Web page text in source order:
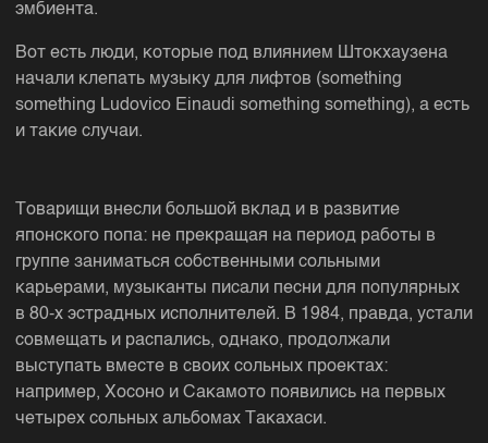
эмбиента.
Вот есть люди, которые под влиянием Штокхаузена
начали клепать музыку для лифтов (something
something Ludovico Einaudi something something), а есть
и такие случаи.
Товарищи внесли большой вклад и в развитие
японского попа: не прекращая на период работы в
группе заниматься собственными сольными
карьерами, музыканты писали песни для популярных
в 80-х эстрадных исполнителей. В 1984, правда, устали
совмещать и распались, однако, продолжали
выступать вместе в своих сольных проектах:
например, Хосоно и Сакамото появились на первых
четырех сольных альбомах Такахаси.